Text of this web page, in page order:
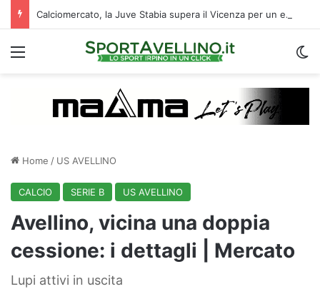
Calciomercato, la Juve Stabia supera il Vicenza per un ex Avellino: le ultime
Menu
Home / US AVELLINO
CALCIO SERIE B US AVELLINO
Avellino, vicina una doppia
cessione: i dettagli | Mercato
Lupi attivi in uscita